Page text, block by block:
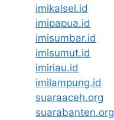
imikalsel.id
imipapua.id
imisumbar.id
imisumut.id
imiriau.id
imilampung.id
suaraaceh.org
suarabanten.org